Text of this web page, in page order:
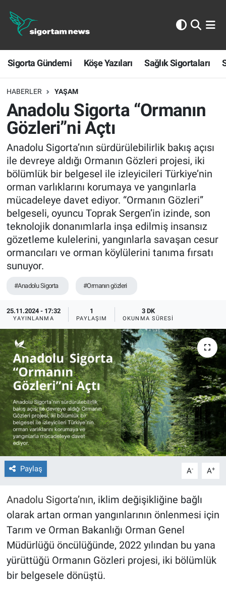
Sigorta Gündemi Köşe Yazıları Sağlık Sigortaları
HABERLER YAŞAM
Anadolu Sigorta “Ormanın
Gözleri”ni Açtı
Anadolu Sigorta’nın sürdürülebilirlik bakış açısı
ile devreye aldığı Ormanın Gözleri projesi, iki
bölümlük bir belgesel ile izleyicileri Türkiye’nin
orman varlıklarını korumaya ve yangınlarla
mücadeleye davet ediyor. “Ormanın Gözleri”
belgeseli, oyuncu Toprak Sergen’in izinde, son
teknolojik donanımlarla inşa edilmiş insansız
gözetleme kulelerini, yangınlarla savaşan cesur
ormancıları ve orman köylülerini tanıma fırsatı
sunuyor.
#Anadolu Sigorta #Ormanın gözleri
25.11.2024 - 17:32
YAYINLANMA
1
PAYLAŞIM
3 DK
OKUNMA SÜRESI
Paylaş A- A+
Anadolu Sigorta’nın, iklim değişikliğine bağlı
olarak artan orman yangınlarının önlenmesi için
Tarım ve Orman Bakanlığı Orman Genel
Müdürlüğü öncülüğünde, 2022 yılından bu yana
yürüttüğü Ormanın Gözleri projesi, iki bölümlük
bir belgesele dönüştü.
Sigorta Gündemi
Köşe Yazıları
Sağlık Sigortaları
Sporun Sigortası
Ekonomi